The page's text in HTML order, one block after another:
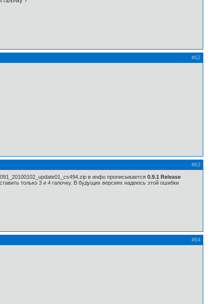
#62
#63
в инфо прописывается 0.9.1 Release
только 3 и 4 галочку. В будущих версиях надеюсь этой ошибки
#64